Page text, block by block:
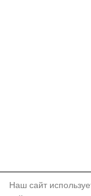
Наш сайт